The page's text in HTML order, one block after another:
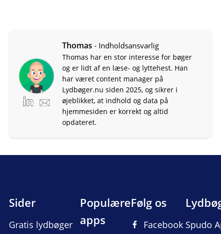
Thomas - Indholdsansvarlig
Thomas har en stor interesse for bøger
og er lidt af en læse- og lyttehest. Han
har været content manager på
Lydbøger.nu siden 2025, og sikrer i
øjeblikket, at indhold og data på
hjemmesiden er korrekt og altid
opdateret.
Sider
Gratis lydbøger
Populære
apps
Følg os
Facebook Spudo